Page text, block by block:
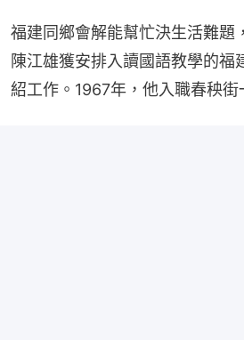
福建同鄉會解能幫忙決生活難題
陳江雄獲安排入讀國語教學的福
紹工作。1967年，他入職春秧街